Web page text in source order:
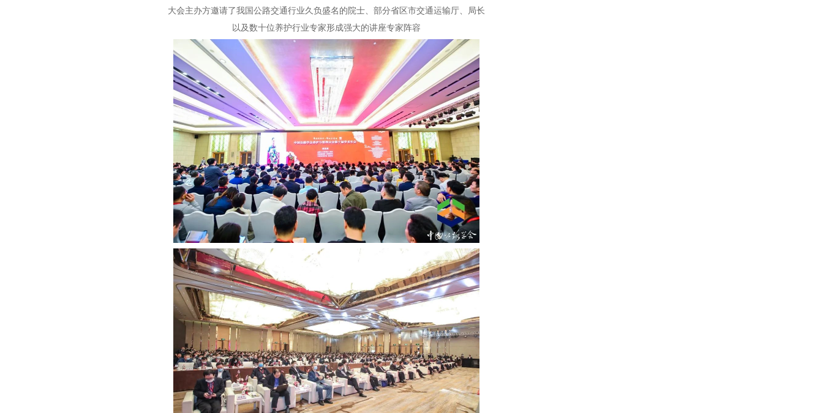
大会主办方邀请了我国公路交通行业久负盛名的院士、部分省区市交通运输厅、局长
以及数十位养护行业专家形成强大的讲座专家阵容